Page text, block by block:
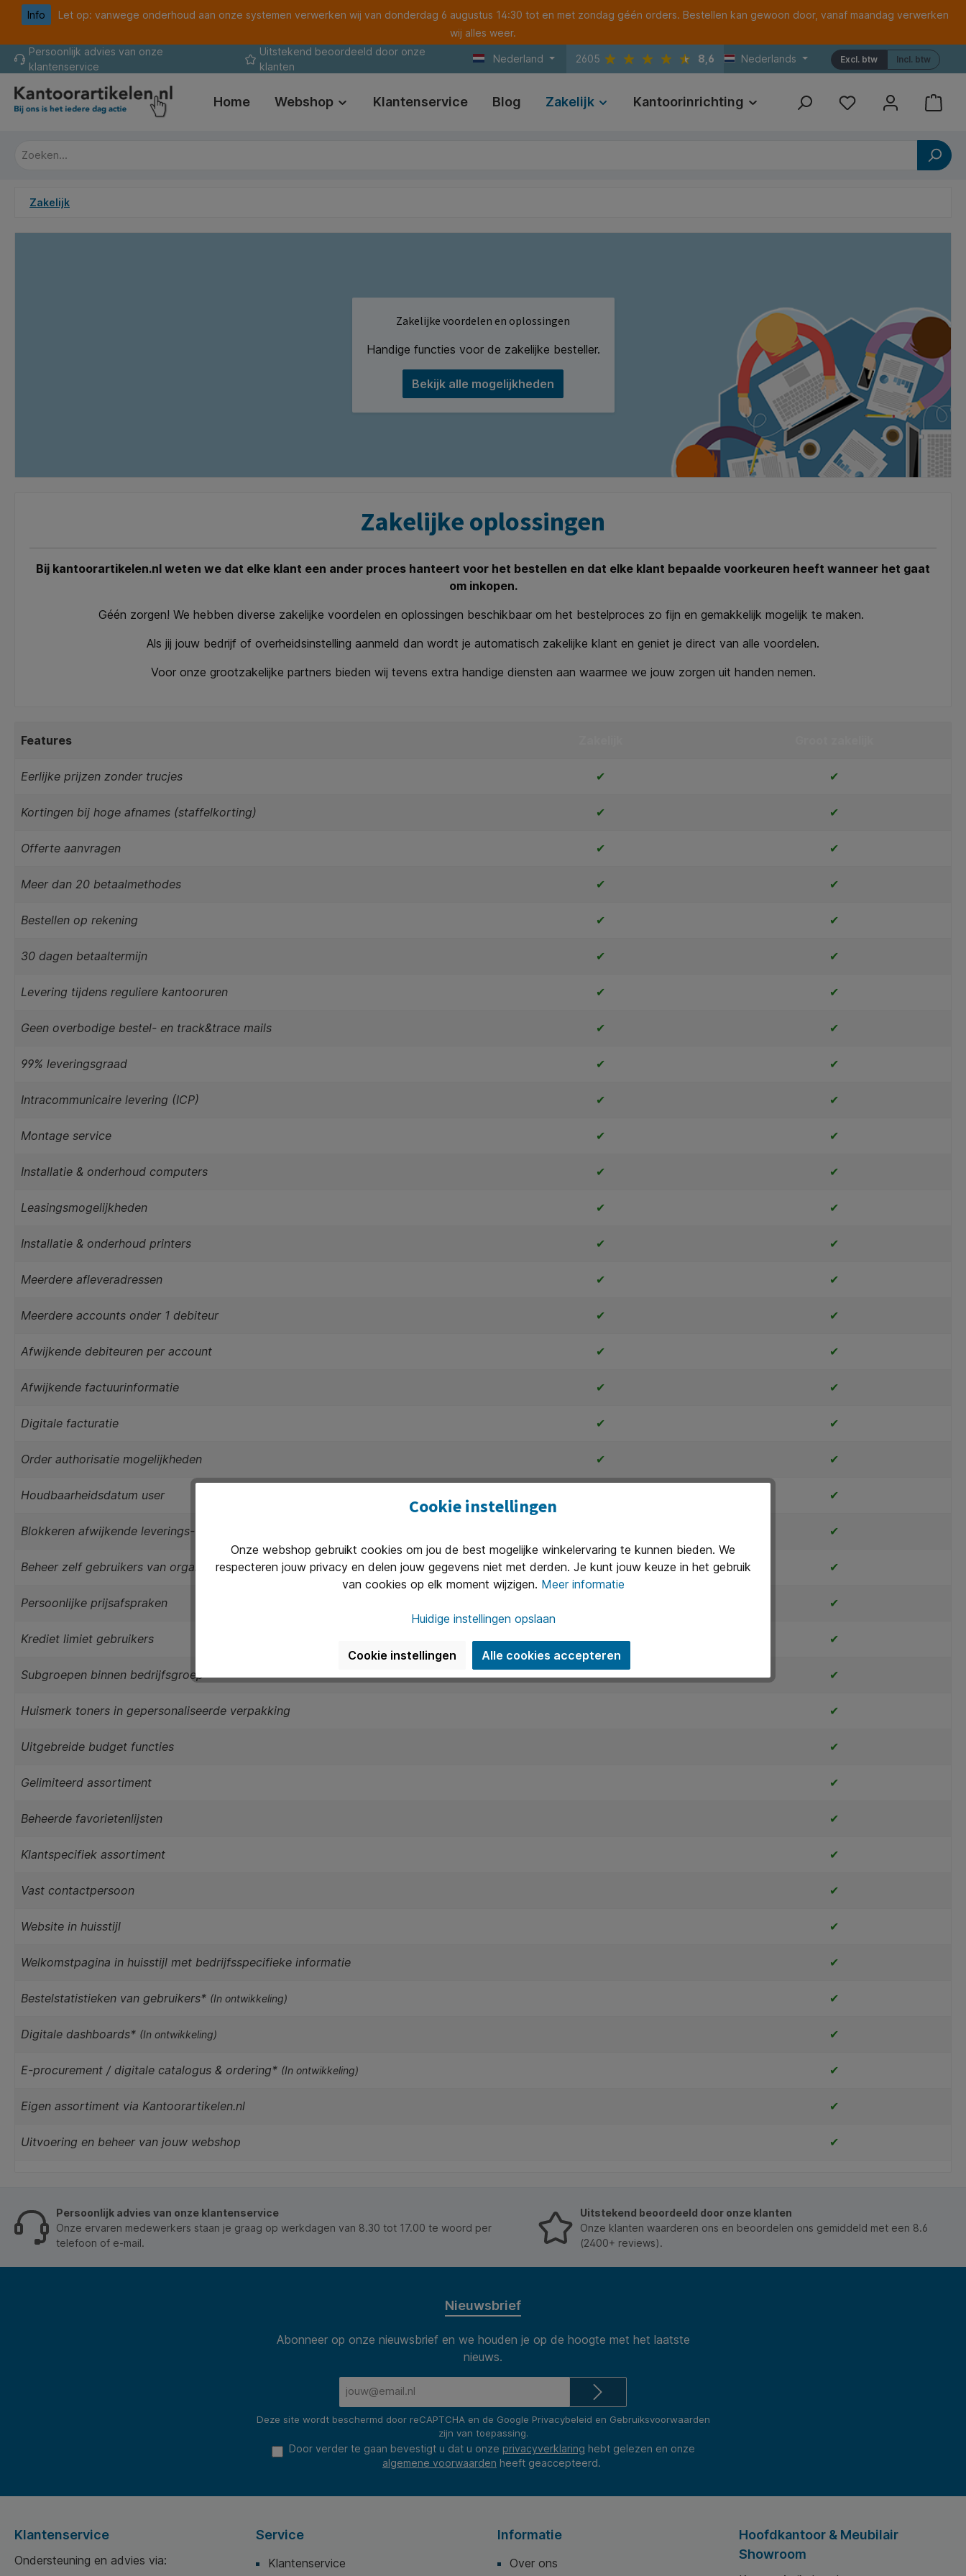
Ga naar de hoofdnavigatie
Info
Let op: vanwege onderhoud aan onze systemen verwerken wij van donderdag 6 augustus 14:30 tot en met zondag géén orders. Bestellen kan gewoon door, vanaf maandag verwerken
wij alles weer.
Persoonlijk advies van onze
klantenservice
Uitstekend beoordeeld door onze
klanten
Nederland 2605 8,6 Nederlands Incl. btw
Excl. btw
Home Webshop Klantenservice Blog Zakelijk Kantoorinrichting Print Referenties
Zakelijk
Zakelijke voordelen en oplossingen
Handige functies voor de zakelijke besteller.
Bekijk alle mogelijkheden
Zakelijke oplossingen
Bij kantoorartikelen.nl weten we dat elke klant een ander proces hanteert voor het bestellen en dat elke klant bepaalde voorkeuren heeft wanneer het gaat
om inkopen.
Géén zorgen! We hebben diverse zakelijke voordelen en oplossingen beschikbaar om het bestelproces zo fijn en gemakkelijk mogelijk te maken.
Als jij jouw bedrijf of overheidsinstelling aanmeld dan wordt je automatisch zakelijke klant en geniet je direct van alle voordelen.
Voor onze grootzakelijke partners bieden wij tevens extra handige diensten aan waarmee we jouw zorgen uit handen nemen.
Features
Eerlijke prijzen zonder trucjes ✔ ✔
Kortingen bij hoge afnames (staffelkorting) ✔ ✔
Offerte aanvragen ✔ ✔
Meer dan 20 betaalmethodes ✔ ✔
Bestellen op rekening ✔ ✔
30 dagen betaaltermijn ✔ ✔
Levering tijdens reguliere kantooruren ✔ ✔
Geen overbodige bestel- en track&trace mails ✔ ✔
99% leveringsgraad ✔ ✔
Intracommunicaire levering (ICP) ✔ ✔
Montage service ✔ ✔
Installatie & onderhoud computers ✔ ✔
Leasingsmogelijkheden ✔ ✔
Installatie & onderhoud printers ✔ ✔
Meerdere afleveradressen ✔ ✔
Meerdere accounts onder 1 debiteur ✔ ✔
Afwijkende debiteuren per account ✔ ✔
Afwijkende factuurinformatie ✔ ✔
Digitale facturatie ✔ ✔
Order authorisatie mogelijkheden ✔ ✔
Houdbaarheidsdatum user ✔
Blokkeren afwijkende leverings- en/of factuuradressen ✔
Beheer zelf gebruikers van organisatie ✔ ✔
Persoonlijke prijsafspraken ✔
Krediet limiet gebruikers ✔ ✔
Subgroepen binnen bedrijfsgroep ✔
Huismerk toners in gepersonaliseerde verpakking ✔
Uitgebreide budget functies ✔
Gelimiteerd assortiment ✔
Beheerde favorietenlijsten ✔
Klantspecifiek assortiment ✔
Vast contactpersoon ✔
Website in huisstijl ✔
Welkomstpagina in huisstijl met bedrijfsspecifieke informatie ✔
Bestelstatistieken van gebruikers* (In ontwikkeling) ✔
Digitale dashboards* (In ontwikkeling) ✔
E-procurement / digitale catalogus & ordering* (In ontwikkeling) ✔
Eigen assortiment via Kantoorartikelen.nl ✔
Uitvoering en beheer van jouw webshop ✔
Persoonlijk advies van onze klantenservice
Onze ervaren medewerkers staan je graag op werkdagen van 8.30 tot 17.00 te woord per
telefoon of e-mail.
Uitstekend beoordeeld door onze klanten
Onze klanten waarderen ons en beoordelen ons gemiddeld met een 8.6
(2400+ reviews).
Nieuwsbrief
Abonneer op onze nieuwsbrief en we houden je op de hoogte met het laatste
nieuws.
Deze site wordt beschermd door reCAPTCHA en de Google Privacybeleid en Gebruiksvoorwaarden
zijn van toepassing.
Door verder te gaan bevestigt u dat u onze privacyverklaring hebt gelezen en onze
algemene voorwaarden heeft geaccepteerd.
Klantenservice
Ondersteuning en advies via:
Service
Klantenservice
Informatie
Over ons
Hoofdkantoor & Meubilair
Showroom
Cookie instellingen
Onze webshop gebruikt cookies om jou de best mogelijke winkelervaring te kunnen bieden. We
respecteren jouw privacy en delen jouw gegevens niet met derden. Je kunt jouw keuze in het gebruik
van cookies op elk moment wijzigen. Meer informatie
Huidige instellingen opslaan
Cookie instellingen Alle cookies accepteren